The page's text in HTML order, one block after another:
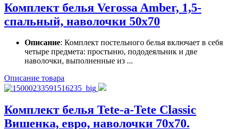
Комплект белья Verossa Amber, 1,5-
спальный, наволочки 50х70
Описание: Комплект постельного белья включает в себя
четыре предмета: простыню, пододеяльник и две
наволочки, выполненные из ...
Описание товара
Комплект белья Tete-a-Tete Classic
Вишенка, евро, наволочки 70х70.